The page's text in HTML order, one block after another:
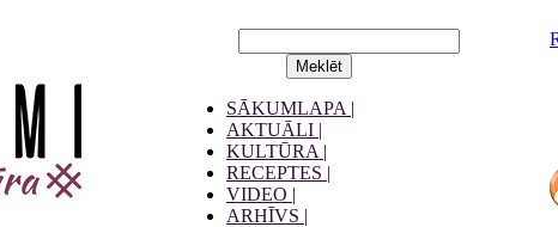
SĀKUMLAPA |
AKTUĀLI |
KULTŪRA |
RECEPTES |
VIDEO |
ARHĪVS |